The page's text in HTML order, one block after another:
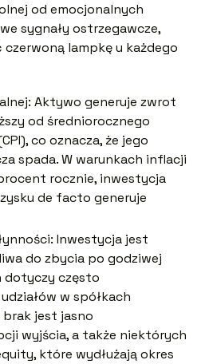
od emocjonalnych
sygnały ostrzegawcze,
lampkę u każdego
Aktywo generuje zwrot
od średniorocznego
co oznacza, że jego
spada. W warunkach inflacji
rocznie, inwestycja
de facto generuje
Inwestycja jest
do zbycia po godziwej
dotyczy często
w spółkach
jest jasno
wyjścia, a także niektórych
które wydłużają okres